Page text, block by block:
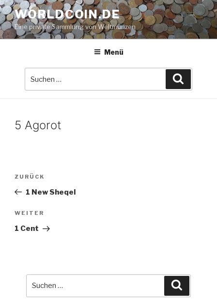
Zum
Inhalt
springen
WORLDCOIN.DE
Eine private Sammlung von Weltmünzen
Menü
5 Agorot
Beitrags-
Vorheriger
Beitrag
ZURÜCK
1 New Sheqel
Nächster
Beitrag
WEITER
1 Cent